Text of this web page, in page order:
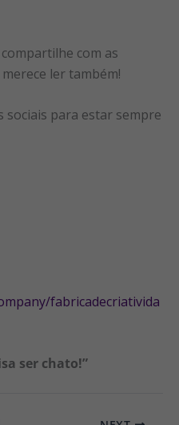
com as
ler também!
sociais para estar sempre
fabricadecriativida
ser chato!”